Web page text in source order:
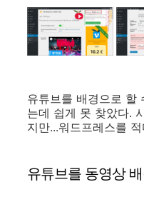
유튜브를 배경으로 할
는데 쉽게 못 찾았다.
지만...워드프레스를
유튜브를 동영상